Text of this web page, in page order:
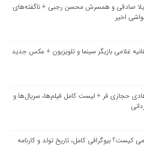
صادقی و همسرش محسن رجبی + ناگفته‌های
اخیر
غلامی بازیگر سینما و تلویزیون + عکس جدید
حجازی فر + لیست کامل فیلم‌ها، سریال‌ها و
کیست؟ بیوگرافی کامل، تاریخ تولد و کارنامه